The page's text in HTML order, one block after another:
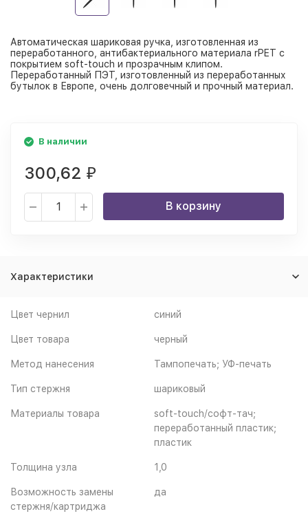
Автоматическая шариковая ручка, изготовленная из
переработанного, антибактериального материала rPET с
покрытием soft-touch и прозрачным клипом.
Переработанный ПЭТ, изготовленный из переработанных
бутылок в Европе, очень долговечный и прочный материал.
В наличии
300,62 ₽
В корзину
Характеристики
Цвет чернил синий
Цвет товара черный
Метод нанесения Тампопечать; УФ-печать
Тип стержня шариковый
Материалы товара
soft-touch/софт-тач;
переработанный пластик;
пластик
Толщина узла 1,0
Возможность замены
стержня/картриджа
да